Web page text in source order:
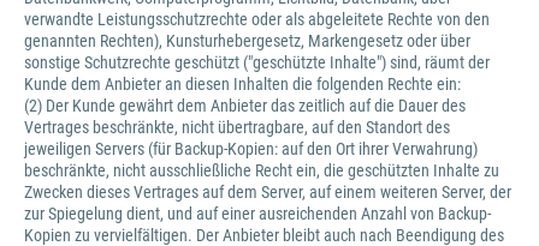
verwandte Leistungsschutzrechte oder als abgeleitete Rechte von den
genannten Rechten), Kunsturhebergesetz, Markengesetz oder über
sonstige Schutzrechte geschützt ("geschützte Inhalte") sind, räumt der
Kunde dem Anbieter an diesen Inhalten die folgenden Rechte ein:
(2) Der Kunde gewährt dem Anbieter das zeitlich auf die Dauer des
Vertrages beschränkte, nicht übertragbare, auf den Standort des
jeweiligen Servers (für Backup-Kopien: auf den Ort ihrer Verwahrung)
beschränkte, nicht ausschließliche Recht ein, die geschützten Inhalte zu
Zwecken dieses Vertrages auf dem Server, auf einem weiteren Server, der
zur Spiegelung dient, und auf einer ausreichenden Anzahl von Backup-
Kopien zu vervielfältigen. Der Anbieter bleibt auch nach Beendigung des